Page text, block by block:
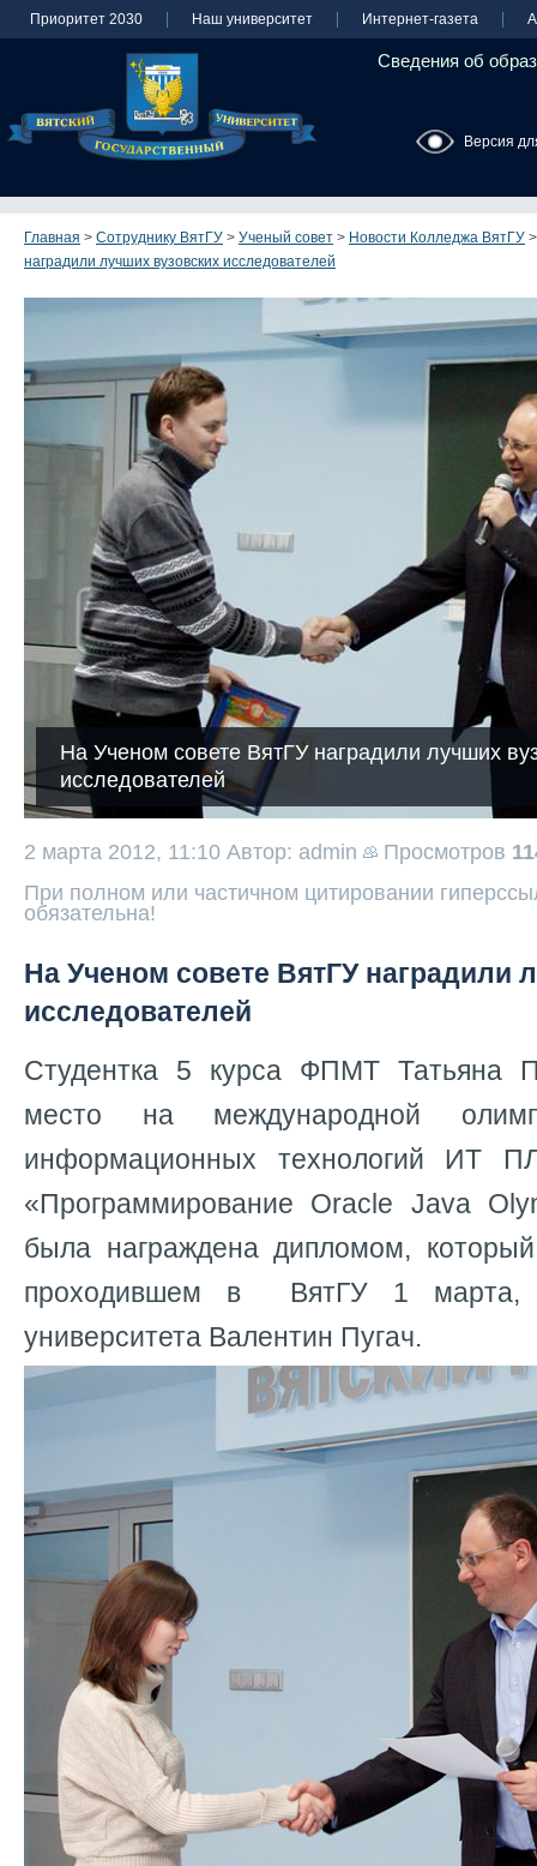
Приоритет 2030 Наш университет Интернет-газета
Сведения об
Версия
Главная > Сотруднику ВятГУ > Ученый совет > Новости Колледжа ВятГУ
наградили лучших вузовских исследователей
На Ученом совете ВятГУ наградили лучших
исследователей
2 марта 2012, 11:10 Автор: admin Просмотров
При полном или частичном цитировании
обязательна!
На Ученом совете ВятГУ наградили
исследователей
Студентка 5 курса ФПМТ Татьяна
место на международной
информационных технологий ИТ
«Программирование Oracle Java
была награждена дипломом,
проходившем в ВятГУ 1 марта,
университета Валентин Пугач.